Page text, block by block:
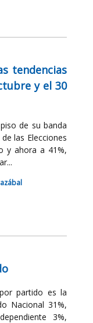
tendencias
y el 30
de su banda
las Elecciones
y ahora a 41%,
partido es la
Nacional 31%,
3%,